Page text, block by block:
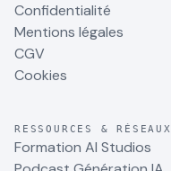
Confidentialité
Mentions légales
CGV
Cookies
RESSOURCES & RÉSEAUX
Formation AI Studios